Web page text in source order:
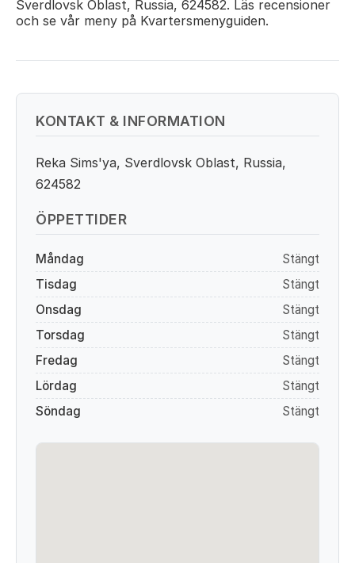
Sverdlovsk Oblast, Russia, 624582. Läs recensioner
och se vår meny på Kvartersmenyguiden.
KONTAKT & INFORMATION
Reka Sims'ya, Sverdlovsk Oblast, Russia,
624582
ÖPPETTIDER
Måndag
Stängt
Tisdag
Stängt
Onsdag
Stängt
Torsdag
Stängt
Fredag
Stängt
Lördag
Stängt
Söndag
Stängt